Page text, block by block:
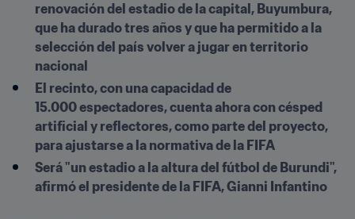
renovación del estadio de la capital, Buyumbura,
que ha durado tres años y que ha permitido a la
selección del país volver a jugar en territorio
nacional
El recinto, con una capacidad de
15.000 espectadores, cuenta ahora con césped
artificial y reflectores, como parte del proyecto,
para ajustarse a la normativa de la FIFA
Será "un estadio a la altura del fútbol de Burundi",
afirmó el presidente de la FIFA, Gianni Infantino